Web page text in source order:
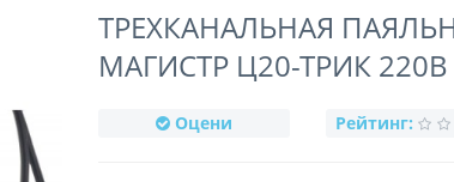
ТРЕХКАНАЛЬНАЯ
МАГИСТР Ц20-ТРИК 220В
Оцени Рейтинг: